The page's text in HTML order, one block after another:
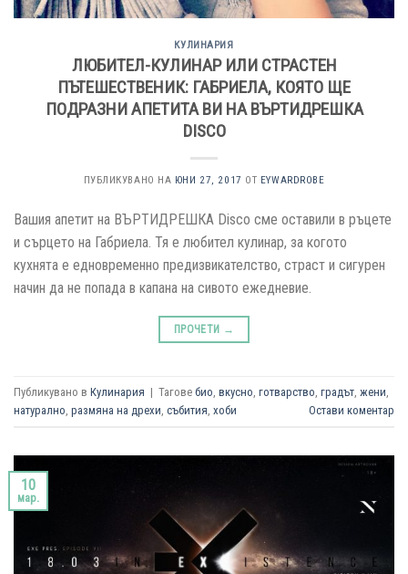
КУЛИНАРИЯ
ЛЮБИТЕЛ-КУЛИНАР ИЛИ СТРАСТЕН
ПЪТЕШЕСТВЕНИК: ГАБРИЕЛА, КОЯТО ЩЕ
ПОДРАЗНИ АПЕТИТА ВИ НА ВЪРТИДРЕШКА
DISCO
ПУБЛИКУВАНО НА ЮНИ 27, 2017 ОТ EYWARDROBE
Вашия апетит на ВЪРТИДРЕШКА Disco сме оставили в ръцете
и сърцето на Габриела. Тя е любител кулинар, за когото
кухнята е едновременно предизвикателство, страст и сигурен
начин да не попада в капана на сивото ежедневие.
ПРОЧЕТИ →
Публикувано в Кулинария | Тагове био вкусно готварство градът жени
натурално размяна на дрехи събития хоби Остави коментар
10
мар.